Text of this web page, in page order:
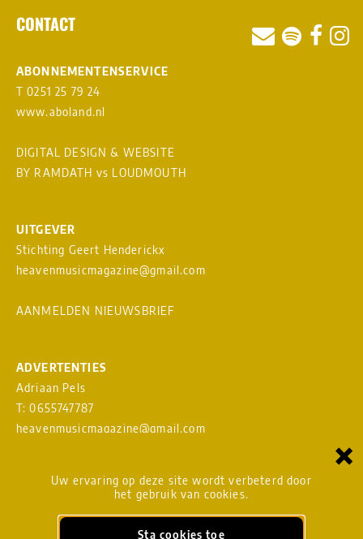
Uw ervaring op deze site wordt verbeterd door
het gebruik van cookies.
Sta cookies toe
×
CONTACT
ABONNEMENTENSERVICE
T 0251 25 79 24
www.aboland.nl
DIGITAL DESIGN & WEBSITE
BY RAMDATH vs LOUDMOUTH
UITGEVER
Stichting Geert Henderickx
heavenmusicmagazine@gmail.com
AANMELDEN NIEUWSBRIEF
ADVERTENTIES
Adriaan Pels
T: 0655747787
heavenmusicmagazine@gmail.com